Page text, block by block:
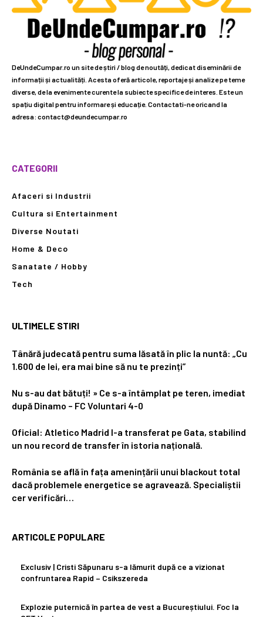
DeUndeCumpar.ro un site de știri / blog de noutăți, dedicat diseminării de
informații și actualități. Acesta oferă articole, reportaje și analize pe teme
diverse, de la evenimente curente la subiecte specifice de interes. Este un
spațiu digital pentru informare și educație. Contactati-ne oricand la
adresa: contact@deundecumpar.ro
CATEGORII
Afaceri si Industrii
Cultura si Entertainment
Diverse Noutati
Home & Deco
Sanatate / Hobby
Tech
ULTIMELE STIRI
Tânără judecată pentru suma lăsată în plic la nuntă: „Cu
1.600 de lei, era mai bine să nu te prezinți”
Nu s-au dat bătuți! » Ce s-a întâmplat pe teren, imediat
după Dinamo – FC Voluntari 4-0
Oficial: Atletico Madrid l-a transferat pe Gata, stabilind
un nou record de transfer în istoria națională.
România se află în fața amenințării unui blackout total
dacă problemele energetice se agravează. Specialiștii
cer verificări…
ARTICOLE POPULARE
Exclusiv | Cristi Săpunaru s-a lămurit după ce a vizionat
confruntarea Rapid – Csikszereda
Explozie puternică în partea de vest a Bucureștiului. Foc la